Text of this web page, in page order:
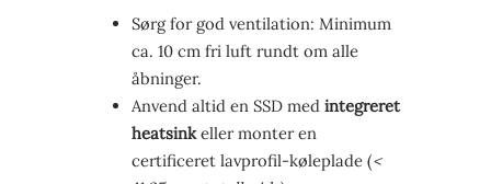
Sørg for god ventilation: Minimum
ca. 10 cm fri luft rundt om alle
åbninger.
Anvend altid en SSD med integreret
heatsinkeller monter en
certificeret lavprofil-køleplade (<